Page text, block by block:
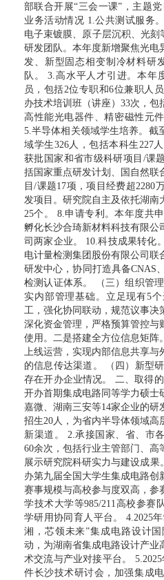
部联合开展“三会一课”，主题
业务活动情况 1.公共测试服务
电子束镀膜、原子层沉积、光刻
研发团队。本年度新增聚焦光电
发、新型固态相变制冷材料研
队。 3.高水平人才引进。本年
员，包括2位专职和6位兼职人
办技术培训班（讲座）33次，
高性能光电器件、精密磁性元
5.半导体相关领域学生培养。截
域学生326人，包括本科生227
获批国家和省市级科研项目/课
括国家重点研发计划、国自然联
目/课题17项，项目经费超2280
发项目。研究院自主及依托湖南
25个。 8.申请专利。本年度共
孵化长沙合琦新材料科技有限
司两家企业。 10.科技成果转化
电计量检测集团股份有限公司联
研发中心，协同打造具备CNAS
检测认证体系。 （三）组织管
实内部管理基础。立足现有5
工，强化协同联动，规范议事决
深化资金管理，严格预算管控与
使用。二是搭建全方位信息矩阵
上线运营，实现内部信息共享
的信息传达渠道。 （四）新型
存在开办企业情况。 二、取得
开办首期集成电路同等学力硕士
嘉微、湖南三安等14家企业的研
招生20人，为省内半导体领域
新渠道。 2.承接国家、省、市
60余次，包括行业主管部门、
展示研究院科研实力与建设成果
办第九届全国大学生集成电路创
赛事规模与高校参与度双高，参
学技术大学等985/211高校参赛
学研用协同育人平台。 4.2025
湘，芯领未来”集成电路设计
动，为湖南省集成电路设计产业
术交流与产业对接平台。
件长沙技术研讨会，加强集成